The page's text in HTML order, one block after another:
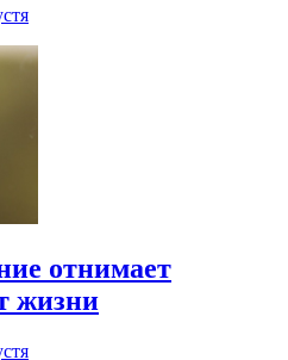
отнимает
жизни